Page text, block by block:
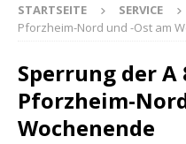
STARTSEITE SERVICE
Pforzheim-Nord und -Ost am
Sperrung der A
Pforzheim-
Wochenende